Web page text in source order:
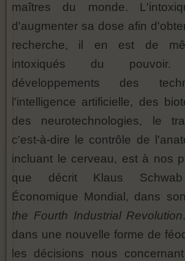
maîtres du monde.
d'augmenter sa dose afin
recherche, il en est de
intoxiqués du
développements des
l'intelligence artificielle, des
des neurotechnologies, le
c'est-à-dire le contrôle de
incluant le cerveau, est à nos
que décrit Klaus
Économique Mondial, dans
the Fourth Industrial Revolution
dans une nouvelle forme de
les décisions nous